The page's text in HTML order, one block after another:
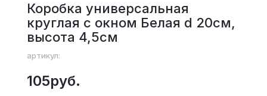
Коробка универсальная
круглая с окном Белая d 20см,
высота 4,5см
артикул:
105руб.